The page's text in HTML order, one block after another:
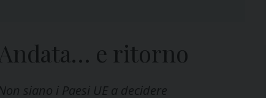
e ritorno
siano i Paesi UE a decidere